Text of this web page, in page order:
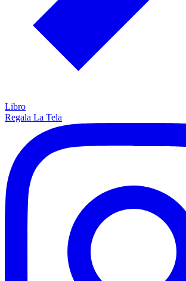
Libro
Regala La Tela